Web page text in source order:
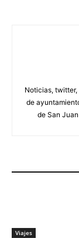
Noticias,
de
de San
Viajes